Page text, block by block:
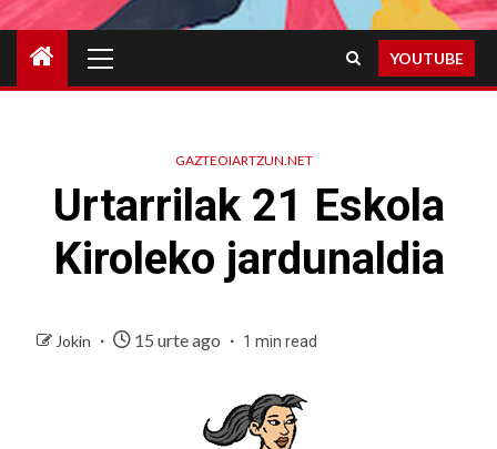
Menu
YOUTUBE
GAZTEOIARTZUN.NET
Urtarrilak 21 Eskola
Kiroleko jardunaldia
Jokin 15 urte ago 1 min read